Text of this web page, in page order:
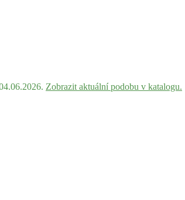
Zobrazit aktuální podobu v katalogu.